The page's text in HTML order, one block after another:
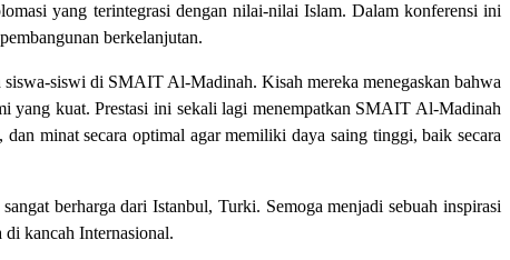
yang terintegrasi dengan nilai-nilai Islam. Dalam konferensi ini
berkelanjutan.
siswi di SMAIT Al-Madinah. Kisah mereka menegaskan bahwa
yang kuat. Prestasi ini sekali lagi menempatkan SMAIT Al-Madinah
minat secara optimal agar memiliki daya saing tinggi, baik secara
berharga dari Istanbul, Turki. Semoga menjadi sebuah inspirasi
kancah Internasional.